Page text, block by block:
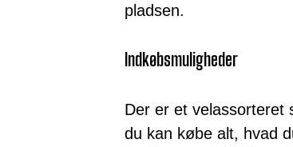
pladsen.
Indkøbsmuligheder
Der er et velassorteret
du kan købe alt, hvad